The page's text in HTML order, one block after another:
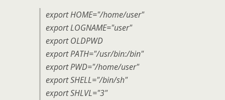
export HOME="/home/user"
export LOGNAME="user"
export OLDPWD
export PATH="/usr/bin:/bin"
export PWD="/home/user"
export SHELL="/bin/sh"
export SHLVL="3"